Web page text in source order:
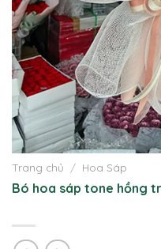
Trang chủ / Hoa Sáp
Bó hoa sáp tone hồng